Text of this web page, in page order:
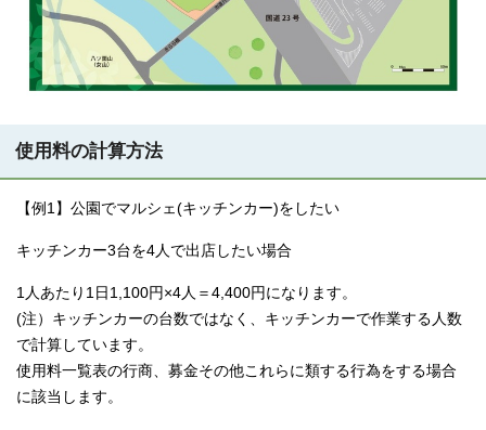
使用料の計算方法
【例1】公園でマルシェ(キッチンカー)をしたい
キッチンカー3台を4人で出店したい場合
1人あたり1日1,100円×4人＝4,400円になります。
(注）キッチンカーの台数ではなく、キッチンカーで作業する人数
で計算しています。
使用料一覧表の行商、募金その他これらに類する行為をする場合
に該当します。